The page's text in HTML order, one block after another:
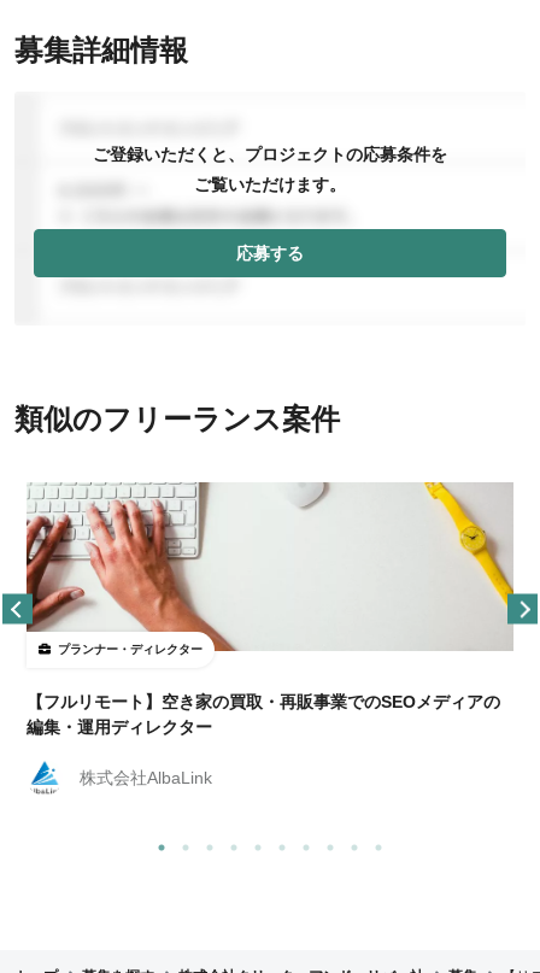
募集詳細情報
ご登録いただくと、プロジェクトの応募条件を
ご覧いただけます。
応募する
類似のフリーランス案件
プランナー・ディレクター
【フルリモート】空き家の買取・再販事業でのSEOメディアの
編集・運用ディレクター
株式会社AlbaLink